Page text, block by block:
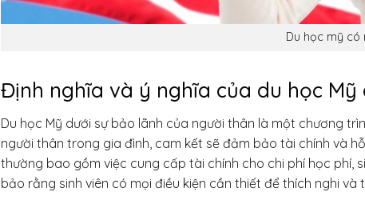
Du học mỹ có
Định nghĩa và ý nghĩa của du học Mỹ
Du học Mỹ dưới sự bảo lãnh của người thân là một chương
người thân trong gia đình, cam kết sẽ đảm bảo tài chính và
thường bao gồm việc cung cấp tài chính cho chi phí học phí,
bảo rằng sinh viên có mọi điều kiện cần thiết để thích nghi